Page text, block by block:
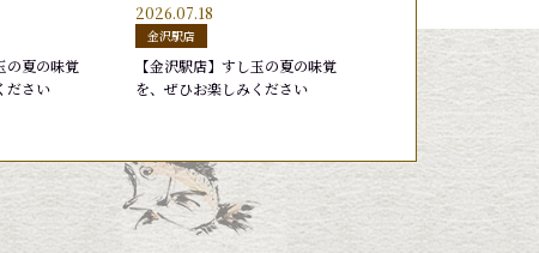
の夏の味覚
ださい
2026.07.18
金沢駅店
【金沢駅店】すし玉の夏の味覚
を、ぜひお楽しみください